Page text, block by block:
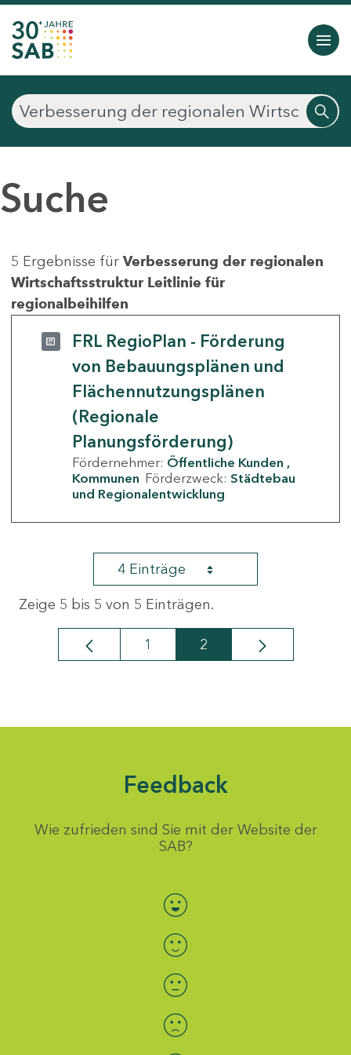
Suche
5 Ergebnisse für Verbesserung der regionalen
Wirtschaftsstruktur Leitlinie für
regionalbeihilfen
FRL RegioPlan - Förderung
von Bebauungsplänen und
Flächennutzungsplänen
(Regionale
Planungsförderung)
Fördernehmer: Öffentliche Kunden
Kommunen Förderzweck: Städtebau
und Regionalentwicklung
4 Einträge
Zeige 5 bis 5 von 5 Einträgen.
Seite
1 Seite
2
Feedback
Wie zufrieden sind Sie mit der Website der
SAB?
Bewertung auswählen